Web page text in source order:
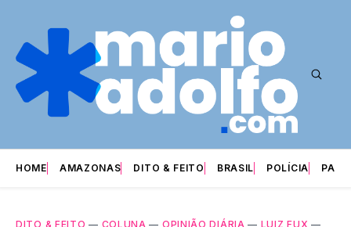
HOME AMAZONAS DITO & FEITO BRASIL POLÍCIA
DITO & FEITO — COLUNA — OPINIÃO DIÁRIA — LUIZ FUX —